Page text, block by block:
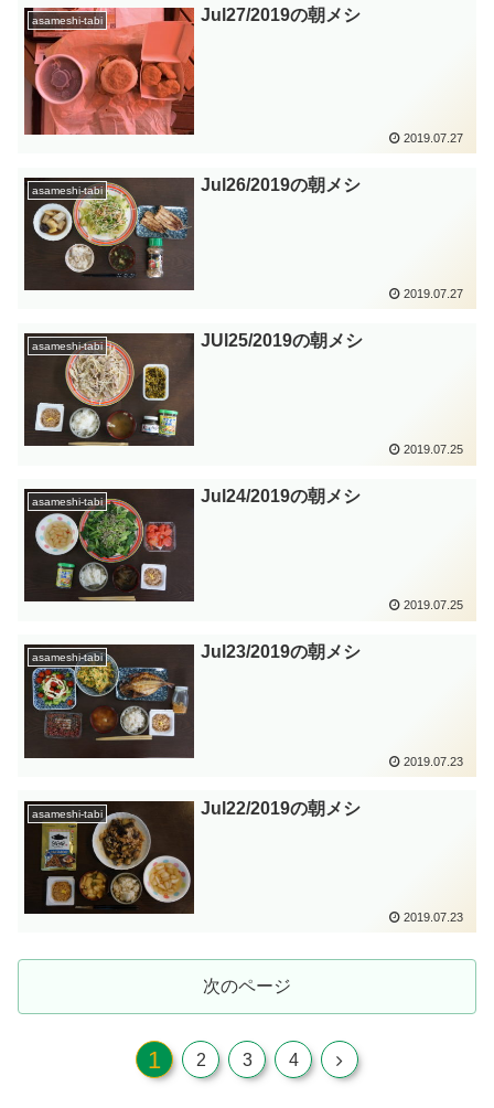
asameshi-tabi Jul27/2019の朝メシ
2019.07.27
asameshi-tabi Jul26/2019の朝メシ
2019.07.27
asameshi-tabi JUl25/2019の朝メシ
2019.07.25
asameshi-tabi Jul24/2019の朝メシ
2019.07.25
asameshi-tabi Jul23/2019の朝メシ
2019.07.23
asameshi-tabi Jul22/2019の朝メシ
2019.07.23
次のページ
1 2 3 4